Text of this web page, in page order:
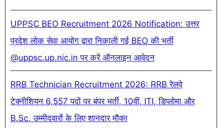
UPPSC BEO Recruitment 2026 Notification: उत्तर
प्रदेश लोक सेवा आयोग द्वारा निकाली गई BEO की भर्ती
@uppsc.up.nic.in पर करें ऑनलाइन आवेदन
RRB Technician Recruitment 2026: RRB रेलवे
टेक्नीशियन 6,557 पदों पर बंपर भर्ती, 10वीं, ITI, डिप्लोमा और
B.Sc. उम्मीदवारों के लिए शानदार मौका